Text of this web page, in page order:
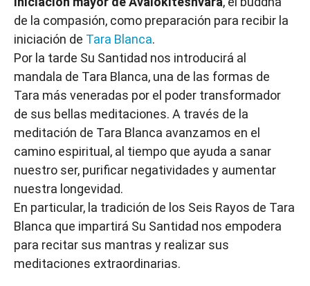
de la compasión, como preparación para recibir la
iniciación de Tara Blanca.
Por la tarde Su Santidad nos introducirá al
mandala de Tara Blanca, una de las formas de
Tara más veneradas por el poder transformador
de sus bellas meditaciones. A través de la
meditación de Tara Blanca avanzamos en el
camino espiritual, al tiempo que ayuda a sanar
nuestro ser, purificar negatividades y aumentar
nuestra longevidad.
En particular, la tradición de los Seis Rayos de Tara
Blanca que impartirá Su Santidad nos empodera
para recitar sus mantras y realizar sus
meditaciones extraordinarias.